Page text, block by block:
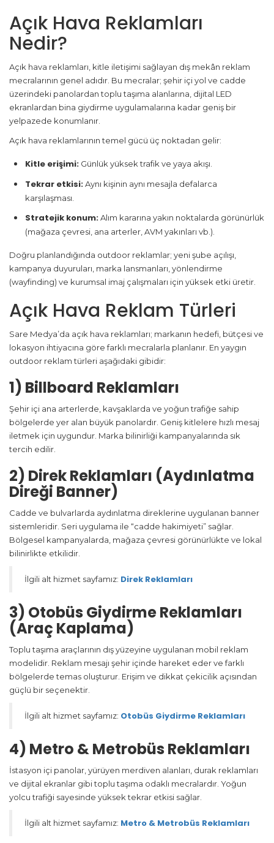
Açık Hava Reklamları
Nedir?
Açık hava reklamları, kitle iletişimi sağlayan dış mekân reklam
mecralarının genel adıdır. Bu mecralar; şehir içi yol ve cadde
üzerindeki panolardan toplu taşıma alanlarına, dijital LED
ekranlardan bina giydirme uygulamalarına kadar geniş bir
yelpazede konumlanır.
Açık hava reklamlarının temel gücü üç noktadan gelir:
Kitle erişimi: Günlük yüksek trafik ve yaya akışı.
Tekrar etkisi:Aynı kişinin aynı mesajla defalarca
karşılaşması.
Stratejik konum:Alım kararına yakın noktalarda görünürlük
(mağaza çevresi, ana arterler, AVM yakınları vb.).
Doğru planlandığında outdoor reklamlar; yeni şube açılışı,
kampanya duyuruları, marka lansmanları, yönlendirme
(wayfinding) ve kurumsal imaj çalışmaları için yüksek etki üretir.
Açık Hava Reklam Türleri
Sare Medya’da açık hava reklamları; markanın hedefi, bütçesi ve
lokasyon ihtiyacına göre farklı mecralarla planlanır. En yaygın
outdoor reklam türleri aşağıdaki gibidir:
1) Billboard Reklamları
Şehir içi ana arterlerde, kavşaklarda ve yoğun trafiğe sahip
bölgelerde yer alan büyük panolardır. Geniş kitlelere hızlı mesaj
iletmek için uygundur. Marka bilinirliği kampanyalarında sık
tercih edilir.
2) Direk Reklamları (Aydınlatma
Direği Banner)
Cadde ve bulvarlarda aydınlatma direklerine uygulanan banner
sistemleridir. Seri uygulama ile “cadde hakimiyeti” sağlar.
Bölgesel kampanyalarda, mağaza çevresi görünürlükte ve lokal
bilinirlikte etkilidir.
İlgili alt hizmet sayfamız: Direk Reklamları
3) Otobüs Giydirme Reklamları
(Araç Kaplama)
Toplu taşıma araçlarının dış yüzeyine uygulanan mobil reklam
modelidir. Reklam mesajı şehir içinde hareket eder ve farklı
bölgelerde temas oluşturur. Erişim ve dikkat çekicilik açısından
güçlü bir seçenektir.
İlgili alt hizmet sayfamız: Otobüs Giydirme Reklamları
4) Metro & Metrobüs Reklamları
İstasyon içi panolar, yürüyen merdiven alanları, durak reklamları
ve dijital ekranlar gibi toplu taşıma odaklı mecralardır. Yoğun
yolcu trafiği sayesinde yüksek tekrar etkisi sağlar.
İlgili alt hizmet sayfamız: Metro & Metrobüs Reklamları